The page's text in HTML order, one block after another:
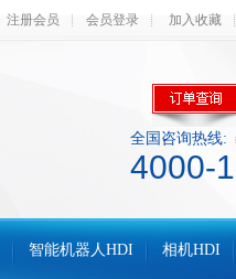
注册会员 会员登录 加入收藏
全国咨询热线:
4000-
智能机器人HDI 相机HDI